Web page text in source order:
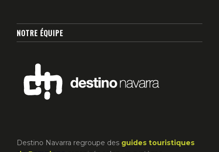
NOTRE ÉQUIPE
Destino Navarra regroupe des guides touristiques